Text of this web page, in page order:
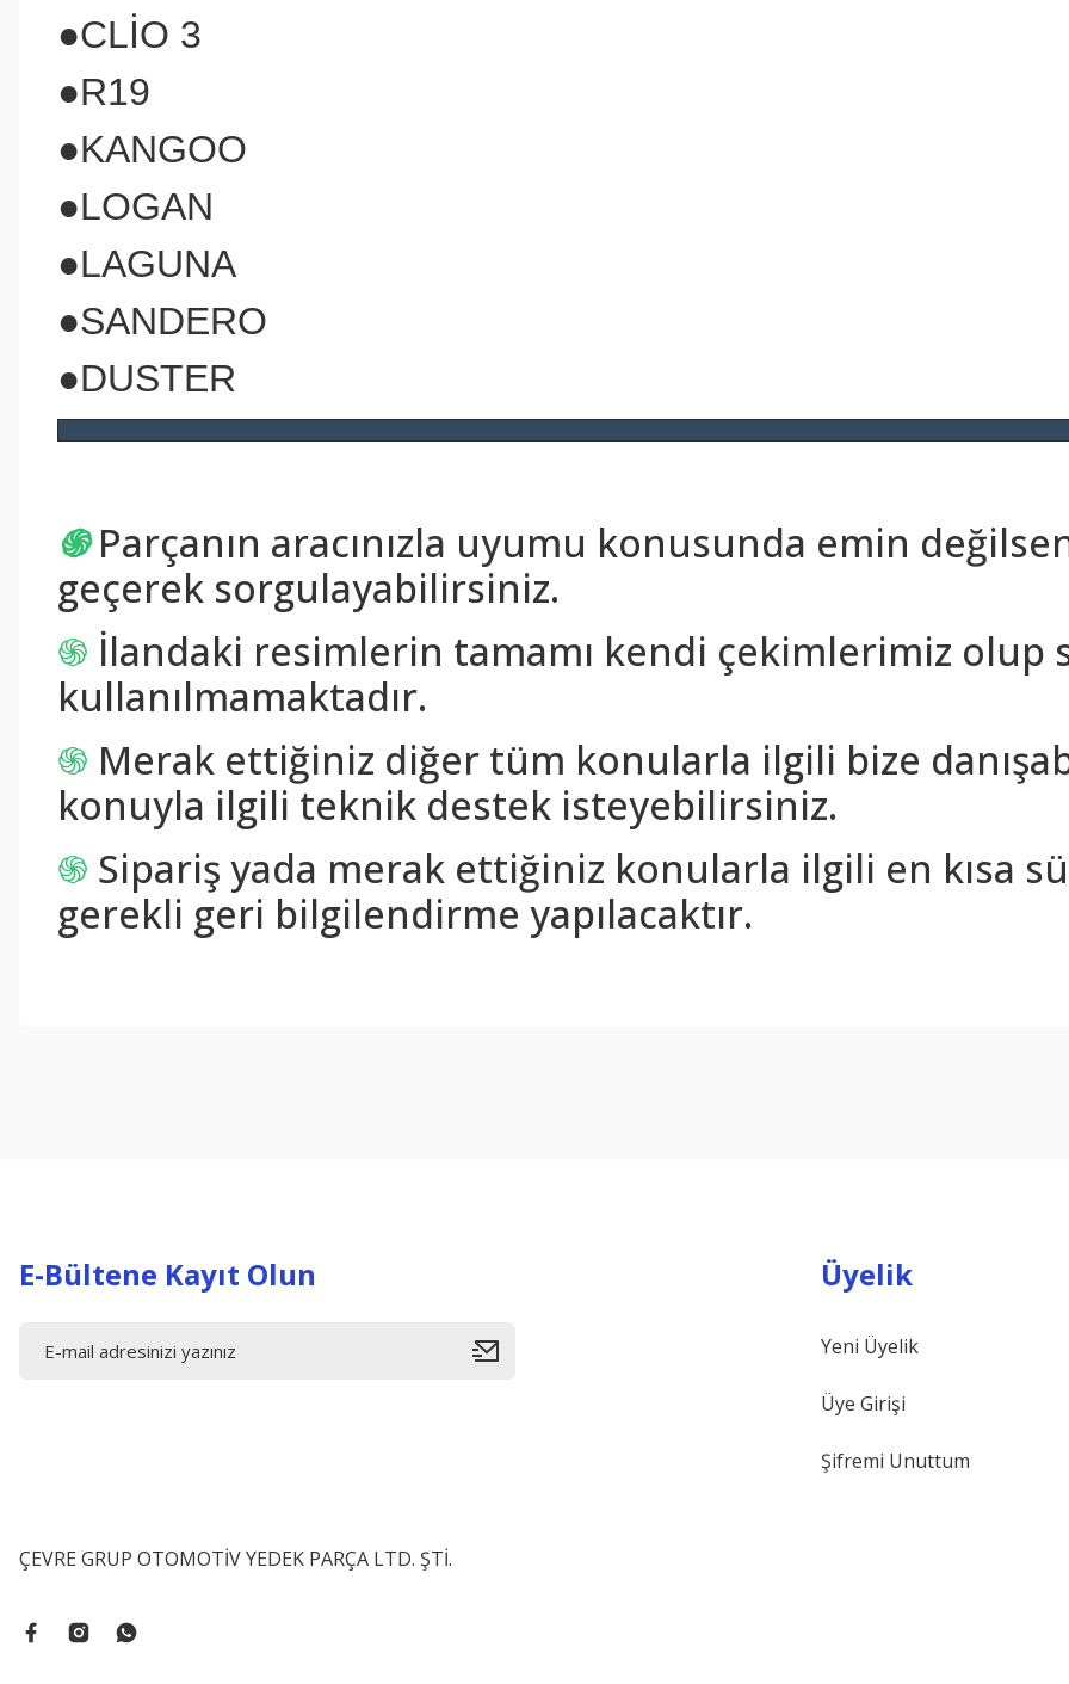
●CLİO 3
●R19
●KANGOO
●LOGAN
●LAGUNA
●SANDERO
●DUSTER
֍ Parçanın aracınızla uyumu konusunda emin
geçerek sorgulayabilirsiniz.
֍ İlandaki resimlerin tamamı kendi çekimlerimiz olup
kullanılmamaktadır.
֍ Merak ettiğiniz diğer tüm konularla ilgili bize
konuyla ilgili teknik destek isteyebilirsiniz.
֍ Sipariş yada merak ettiğiniz konularla ilgili en kısa
gerekli geri bilgilendirme yapılacaktır.
E-Bültene Kayıt Olun
ÇEVRE GRUP OTOMOTİV YEDEK PARÇA LTD. ŞTİ.
Üyelik
Yeni Üyelik
Üye Girişi
Şifremi Unuttum